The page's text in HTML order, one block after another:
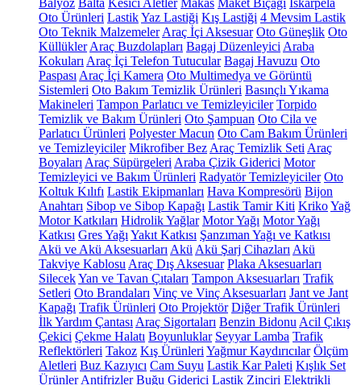
Balyoz Balta Kesici Aletler Makas Maket Bıçağı Iskarpela
Oto Ürünleri LastikYaz Lastiği Kış Lastiği 4 Mevsim Lastik
Oto Teknik Malzemeler Araç İçi Aksesuar Oto Güneşlik Oto
Küllükler Araç Buzdolapları Bagaj Düzenleyici Araba
Kokuları Araç İçi Telefon Tutucular Bagaj Havuzu Oto
Paspası Araç İçi Kamera Oto Multimedya ve Görüntü
Sistemleri Oto Bakım Temizlik Ürünleri Basınçlı Yıkama
Makineleri Tampon Parlatıcı ve Temizleyiciler Torpido
Temizlik ve Bakım Ürünleri Oto Şampuan Oto Cila ve
Parlatıcı Ürünleri Polyester Macun Oto Cam Bakım Ürünleri
ve Temizleyiciler Mikrofiber Bez Araç Temizlik Seti Araç
Boyaları Araç Süpürgeleri Araba Çizik Giderici Motor
Temizleyici ve Bakım Ürünleri Radyatör Temizleyiciler Oto
Koltuk Kılıfı Lastik Ekipmanları Hava Kompresörü Bijon
Anahtarı Sibop ve Sibop Kapağı Lastik Tamir Kiti KrikoYağ
Motor Katkıları Hidrolik Yağlar Motor Yağı Motor Yağı
Katkısı Gres Yağı Yakıt Katkısı Şanzıman Yağı ve Katkısı
Akü ve Akü Aksesuarları Akü Akü Şarj Cihazları Akü
Takviye Kablosu Araç Dış Aksesuar Plaka Aksesuarları
SilecekYan ve Tavan Çıtaları Tampon Aksesuarları Trafik
Setleri Oto Brandaları Vinç ve Vinç Aksesuarları Jant ve Jant
Kapağı Trafik Ürünleri Oto Projektör Diğer Trafik Ürünleri
İlk Yardım Çantası Araç Sigortaları Benzin Bidonu Acil Çıkış
Çekici Çekme Halatı Boyunluklar Seyyar Lamba Trafik
Reflektörleri Takoz Kış Ürünleri Yağmur Kaydırıcılar Ölçüm
Aletleri Buz Kazıyıcı Cam Suyu Lastik Kar Paleti Kışlık Set
Ürünler Antifrizler Buğu Giderici Lastik Zinciri Elektrikli